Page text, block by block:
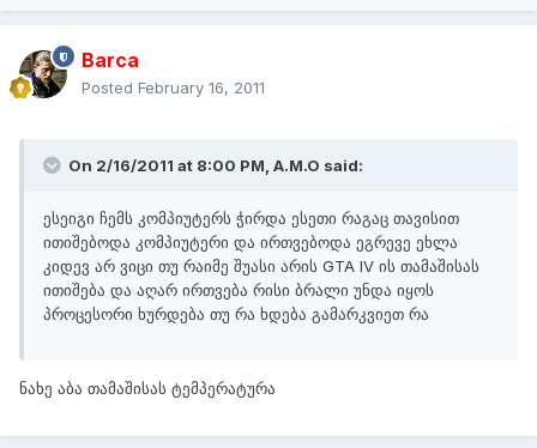
Barca
Posted February 16, 2011
On 2/16/2011 at 8:00 PM, A.M.O said:
ესეიგი ჩემს კომპიუტერს ჭირდა ესეთი რაგაც თავისით
ითიშებოდა კომპიუტერი და ირთვებოდა ეგრევე ეხლა
კიდევ არ ვიცი თუ რაიმე შუასი არის GTA IV ის თამაშისას
ითიშება და აღარ ირთვება რისი ბრალი უნდა იყოს
პროცესორი ხურდება თუ რა ხდება გამარკვიეთ რა
ნახე აბა თამაშისას ტემპერატურა